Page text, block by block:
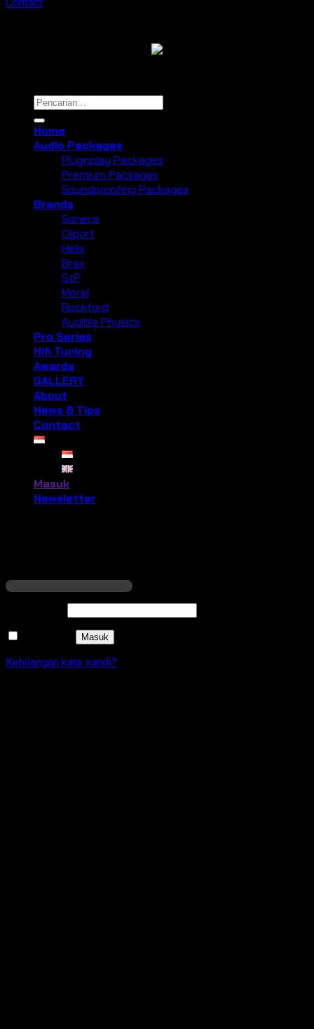
Pencarian
Home
Audio Packages
Plugnplay Packages
Premium Packages
Soundproofing Packages
Brands
Soneris
Cliport
Helix
Brax
StP
Morel
Rockford
Audible Physics
Pro Series
Hifi Tuning
Awards
GALLERY
About
News & Tips
Contact
Masuk
Newsletter
Masuk
Kehilangan kata sandi?